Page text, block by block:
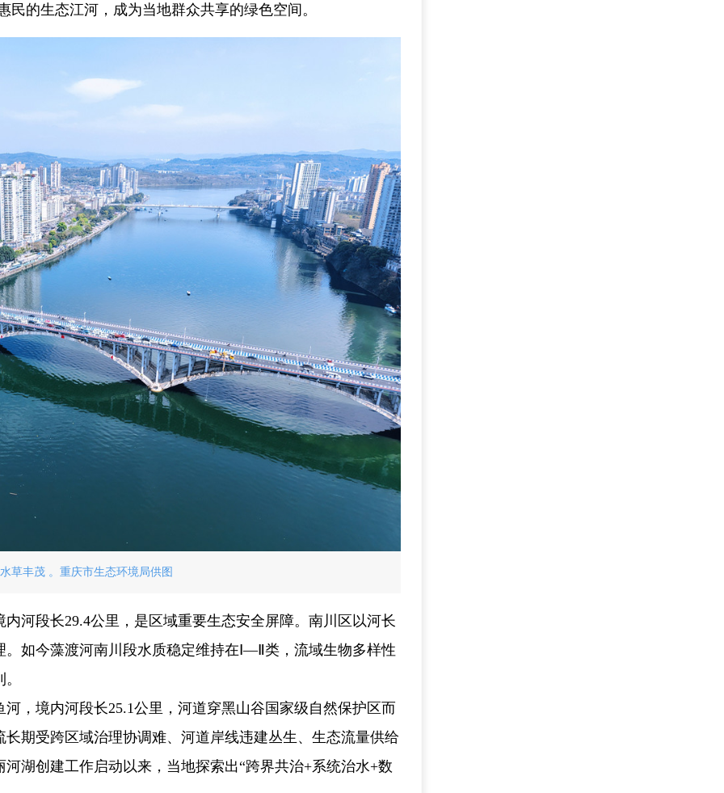
的生态江河，成为当地群众共享的绿色空间。
草丰茂 。重庆市生态环境局供图
河段长29.4公里，是区域重要生态安全屏障。南川区以河长
如今藻渡河南川段水质稳定维持在Ⅰ—Ⅱ类，流域生物多样性
，境内河段长25.1公里，河道穿黑山谷国家级自然保护区而
期受跨区域治理协调难、河道岸线违建丛生、生态流量供给
湖创建工作启动以来，当地探索出“跨界共治+系统治水+数